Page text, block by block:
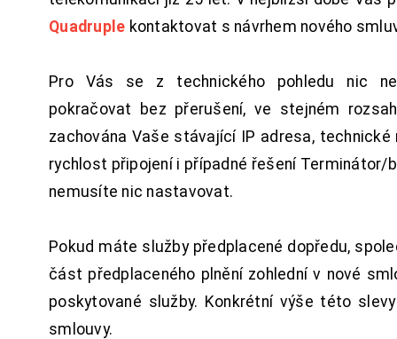
Quadruple kontaktovat s návrhem nového
Pro Vás se z technického pohledu nic
pokračovat bez přerušení, ve stejném
zachována Vaše stávající IP adresa, technické
rychlost připojení i případné řešení Terminátor/
nemusíte nic nastavovat.
Pokud máte služby předplacené dopředu,
část předplaceného plnění zohlední v nové
poskytované služby. Konkrétní výše této
smlouvy.